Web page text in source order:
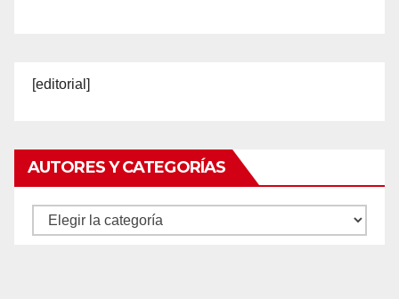
[editorial]
AUTORES Y CATEGORÍAS
Autores